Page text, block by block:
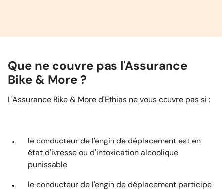
Que ne couvre pas l'Assurance
Bike & More ?
L'Assurance Bike & More d'Ethias ne vous couvre pas si :
le conducteur de l'engin de déplacement est en
état d'ivresse ou d'intoxication alcoolique
punissable
le conducteur de l'engin de déplacement participe